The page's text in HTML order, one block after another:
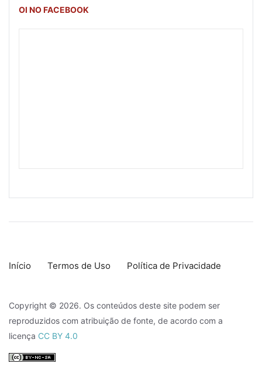
OI NO FACEBOOK
Início Termos de Uso Política de Privacidade
Copyright © 2026. Os conteúdos deste site podem ser
reproduzidos com atribuição de fonte, de acordo com a
licença CC BY 4.0